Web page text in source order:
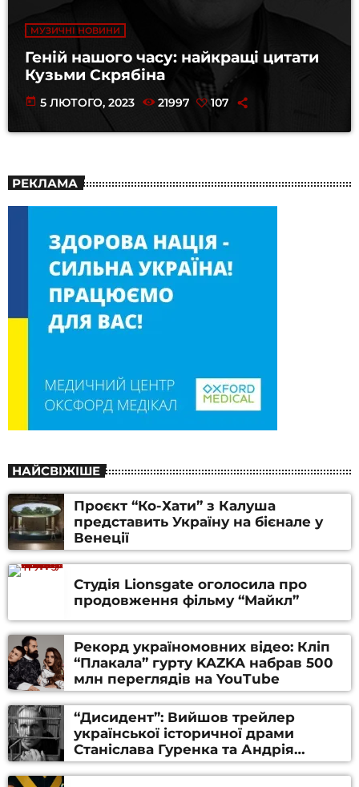
МУЗИЧНІ НОВИНИ
Геній нашого часу: найкращі цитати
Кузьми Скрябіна
today 5 ЛЮТОГО, 2023 21997 107
РЕКЛАМА
НАЙСВІЖІШЕ
Проєкт “Ко-Хати” з Калуша
представить Україну на бієнале у
Венеції
Студія Lionsgate оголосила про
продовження фільму “Майкл”
Рекорд україномовних відео: Кліп
“Плакала” гурту KAZKA набрав 500
млн переглядів на YouTube
“Дисидент”: Вийшов трейлер
української історичної драми
Станіслава Гуренка та Андрія
Алфьорова (ВІДЕО)